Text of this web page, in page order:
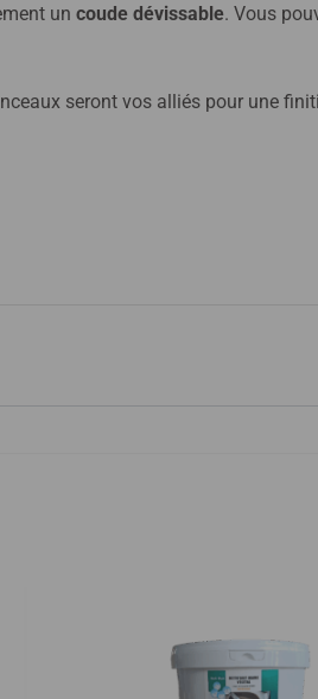
un coude dévissable. Vous
seront vos alliés pour une